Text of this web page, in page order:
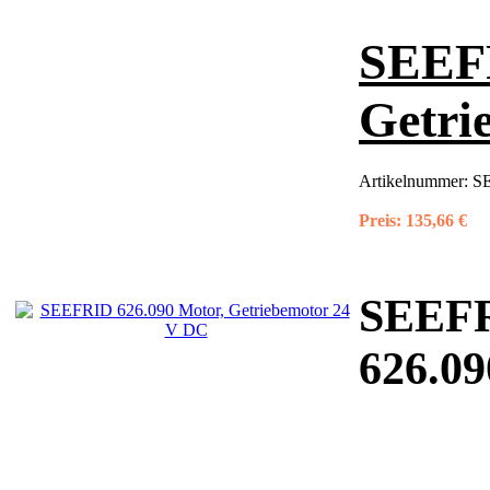
Artikelnummer:
Preis: 135,66 €